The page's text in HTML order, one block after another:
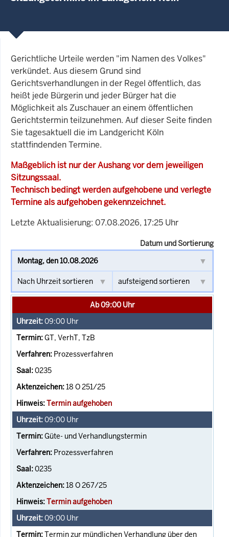
Gerichtliche Urteile werden "im Namen des Volkes"
verkündet. Aus diesem Grund sind
Gerichtsverhandlungen in der Regel öffentlich, das
heißt jede Bürgerin und jeder Bürger hat die
Möglichkeit als Zuschauer an einem öffentlichen
Gerichtstermin teilzunehmen. Auf dieser Seite finden
Sie tagesaktuell die im Landgericht Köln
stattfindenden Termine.
Maßgeblich ist nur der Aushang vor dem jeweiligen
Sitzungssaal.
Technisch bedingt werden aufgehobene und verlegte
Termine als aufgehoben gekennzeichnet.
Letzte Aktualisierung: 07.08.2026, 17:25 Uhr
Datum und Sortierung
Ab 09:00 Uhr
09:00 Uhr
GT, VerhT, TzB
Prozessverfahren
0235
18 O 251/25
Termin aufgehoben
09:00 Uhr
Güte- und Verhandlungstermin
Prozessverfahren
0235
18 O 267/25
Termin aufgehoben
09:00 Uhr
Termin zur mündlichen Verhandlung über den